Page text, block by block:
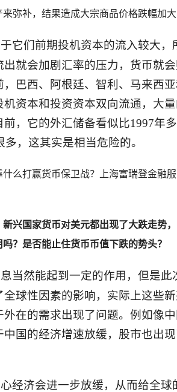
弥补，结果造成大宗商品价格跌幅加大
它们前期投机资本的流入较大
出就会加剧汇率的压力，货币就
，巴西、阿根廷、智利、马来西
机资本和投资资本双向流通，大
前，它的外汇储备看似比1997年
多，这其实是相当危险的。
打赢货币保卫战？上海富瑞登金融服
新兴国家货币对美元都出现了大跌走势
？是否能止住货币币值下跌的势头？
当然能起到一定的作用，但是
全球性因素的影响，实际上这些
外在的需求出现了问题。例如像
中国的经济增速放缓，股市也出
经济会进一步放缓，从而给全